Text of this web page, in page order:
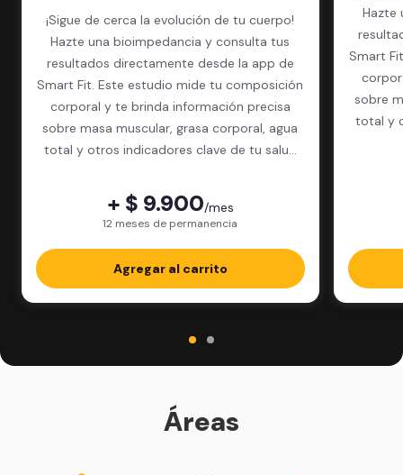
¡Sigue de cerca la evolución de tu cuerpo!
Hazte una bioimpedancia y consulta tus
resultados directamente desde la app de
Smart Fit. Este estudio mide tu composición
corporal y te brinda información precisa
sobre masa muscular, grasa corporal, agua
total y otros indicadores clave de tu salud
+ $ 9.900/mes
12 meses de permanencia
Agregar al carrito
Hazte
Smart
sobre
total y
Áreas